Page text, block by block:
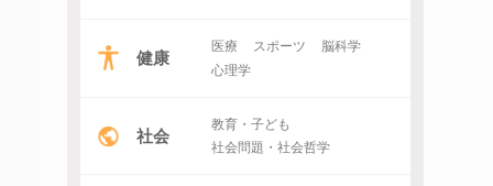
健康 医療 スポーツ
脳科学
心理学
社会
教育・子ども
社会問題・社会哲学